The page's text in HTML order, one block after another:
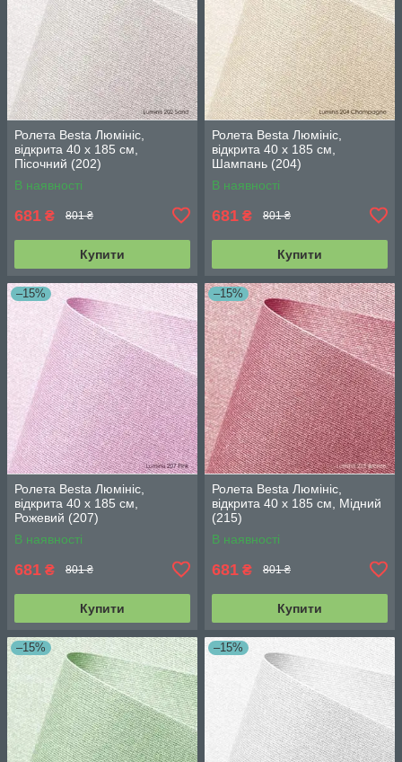
Ролета Besta Люмініс,
відкрита 40 х 185 см,
Пісочний (202)
В наявності
681 ₴ 801 ₴
Купити
Ролета Besta Люмініс,
відкрита 40 х 185 см,
Шампань (204)
В наявності
681 ₴ 801 ₴
Купити
–15%
Ролета Besta Люмініс,
відкрита 40 х 185 см,
Рожевий (207)
В наявності
681 ₴ 801 ₴
Купити
–15%
Ролета Besta Люмініс,
відкрита 40 х 185 см, Мідний
(215)
В наявності
681 ₴ 801 ₴
Купити
–15% –15%